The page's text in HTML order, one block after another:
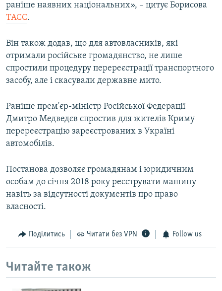
раніше наявних національних», – цитує Борисова
ТАСС.
Він також додав, що для автовласників, які
отримали російське громадянство, не лише
спростили процедуру перереєстрації транспортного
засобу, але і скасували державне мито.
Раніше прем'єр-міністр Російської Федерації
Дмитро Медведєв спростив для жителів Криму
перереєстрацію зареєстрованих в Україні
автомобілів.
Постанова дозволяє громадянам і юридичним
особам до січня 2018 року реєструвати машину
навіть за відсутності документів про право
власності.
Поділитись Читати без VPN Follow us
Читайте також